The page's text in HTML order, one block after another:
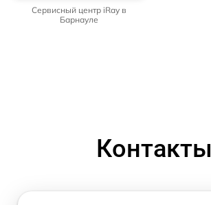
Сервисный центр iRay в
Барнауле
Контакты